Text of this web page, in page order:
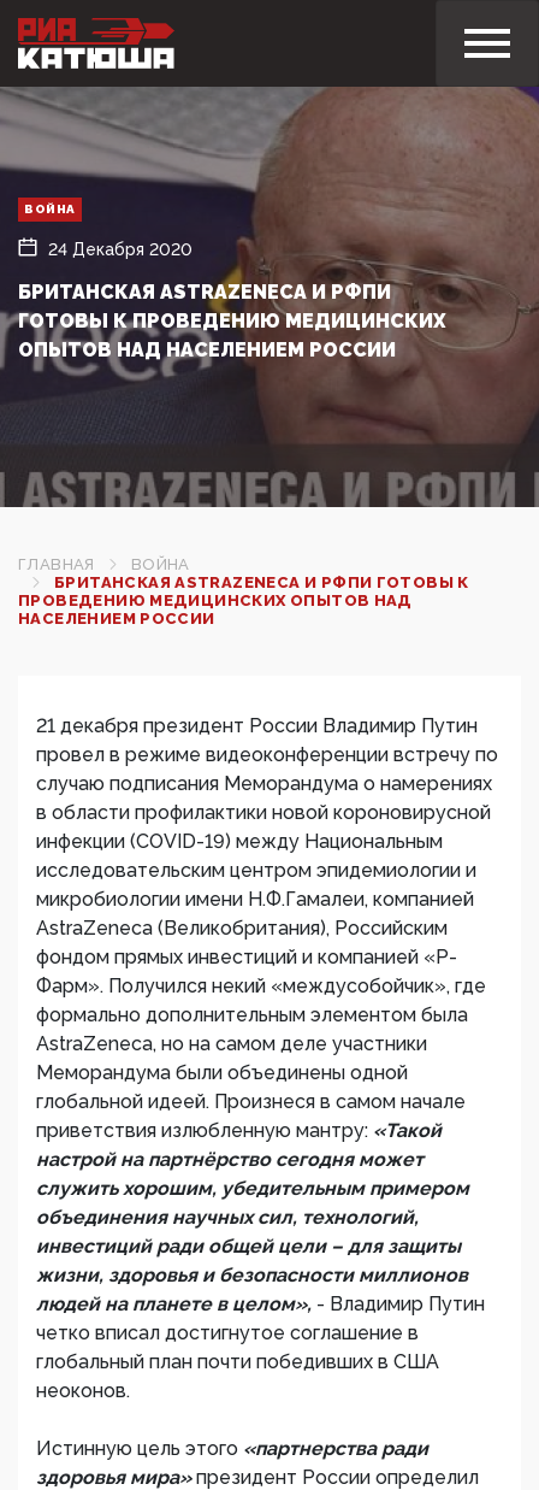
ВОЙНА
24 Декабря 2020
БРИТАНСКАЯ ASTRAZENECA И РФПИ
ГОТОВЫ К ПРОВЕДЕНИЮ МЕДИЦИНСКИХ
ОПЫТОВ НАД НАСЕЛЕНИЕМ РОССИИ
ГЛАВНАЯ
ВОЙНА
БРИТАНСКАЯ ASTRAZENECA И РФПИ ГОТОВЫ К
ПРОВЕДЕНИЮ МЕДИЦИНСКИХ ОПЫТОВ НАД
НАСЕЛЕНИЕМ РОССИИ
21 декабря президент России Владимир Путин
провел в режиме видеоконференции встречу по
случаю подписания Меморандума о намерениях
в области профилактики новой короновирусной
инфекции (COVID-19) между Национальным
исследовательским центром эпидемиологии и
микробиологии имени Н.Ф.Гамалеи, компанией
AstraZeneca (Великобритания), Российским
фондом прямых инвестиций и компанией «Р-
Фарм». Получился некий «междусобойчик», где
формально дополнительным элементом была
AstraZeneca, но на самом деле участники
Меморандума были объединены одной
глобальной идеей. Произнеся в самом начале
приветствия излюбленную мантру: «Такой
настрой на партнёрство сегодня может
служить хорошим, убедительным примером
объединения научных сил, технологий,
инвестиций ради общей цели – для защиты
жизни, здоровья и безопасности миллионов
людей на планете в целом», - Владимир Путин
четко вписал достигнутое соглашение в
глобальный план почти победивших в США
неоконов.
Истинную цель этого «партнерства ради
здоровья мира»президент России определил